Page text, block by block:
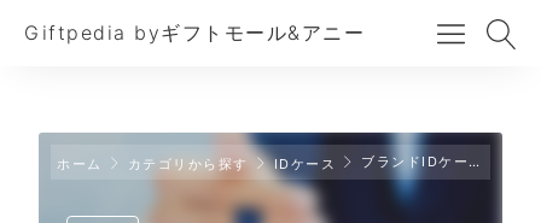
Giftpedia byギフトモール&アニー
ホーム カテゴリから探す IDケース ブランドIDケースをプレゼント！こっそりおしゃれでお仕事も楽しく